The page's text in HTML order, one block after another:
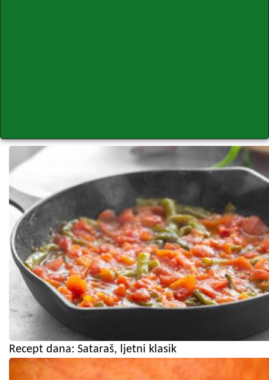
Recept dana: Sataraš, ljetni klasik